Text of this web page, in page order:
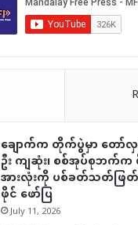
ချောက်က တိုက်ပွဲမှာ တော်လှ
ဦး ကျဆုံး၊ စစ်အုပ်စုဘက်က
အားလုံးကို ပစ်ခတ်သတ်ဖြတ်
ဖိုင် ဖော်ပြ
July 11, 2026